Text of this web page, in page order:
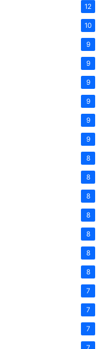
12
10
9
9
9
9
9
9
8
8
8
8
8
8
8
7
7
7